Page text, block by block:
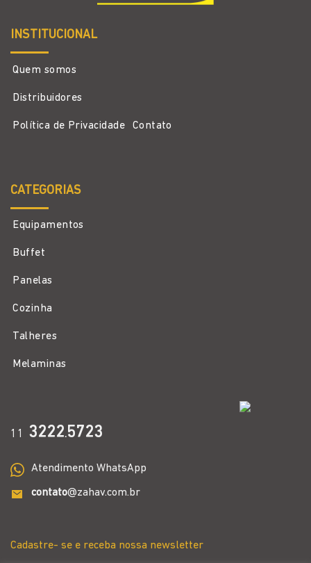
INSTITUCIONAL
Quem somos
Distribuidores
Política de Privacidade Contato
CATEGORIAS
Equipamentos
Buffet
Panelas
Cozinha
Talheres
Melaminas
11 3222.5723
Atendimento WhatsApp
contato@zahav.com.br
Cadastre- se e receba nossa newsletter